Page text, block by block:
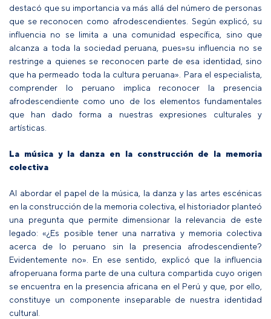
destacó que su importancia va más allá del número de personas
que se reconocen como afrodescendientes. Según explicó, su
influencia no se limita a una comunidad específica, sino que
alcanza a toda la sociedad peruana, pues»su influencia no se
restringe a quienes se reconocen parte de esa identidad, sino
que ha permeado toda la cultura peruana». Para el especialista,
comprender lo peruano implica reconocer la presencia
afrodescendiente como uno de los elementos fundamentales
que han dado forma a nuestras expresiones culturales y
artísticas.
La música y la danza en la construcción de la memoria
colectiva
Al abordar el papel de la música, la danza y las artes escénicas
en la construcción de la memoria colectiva, el historiador planteó
una pregunta que permite dimensionar la relevancia de este
legado: «¿Es posible tener una narrativa y memoria colectiva
acerca de lo peruano sin la presencia afrodescendiente?
Evidentemente no». En ese sentido, explicó que la influencia
afroperuana forma parte de una cultura compartida cuyo origen
se encuentra en la presencia africana en el Perú y que, por ello,
constituye un componente inseparable de nuestra identidad
cultural.